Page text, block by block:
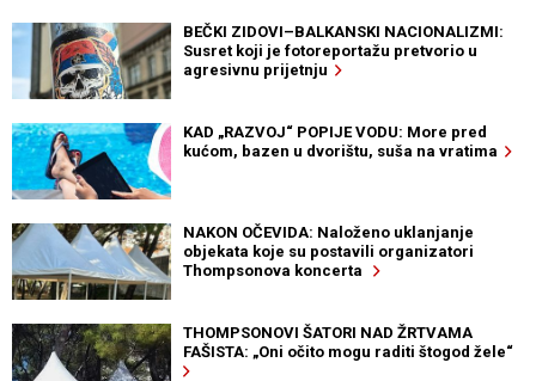
BEČKI ZIDOVI–BALKANSKI NACIONALIZMI:
Susret koji je fotoreportažu pretvorio u
agresivnu prijetnju
KAD „RAZVOJ“ POPIJE VODU: More pred
kućom, bazen u dvorištu, suša na vratima
NAKON OČEVIDA: Naloženo uklanjanje
objekata koje su postavili organizatori
Thompsonova koncerta
THOMPSONOVI ŠATORI NAD ŽRTVAMA
FAŠISTA: „Oni očito mogu raditi štogod žele“